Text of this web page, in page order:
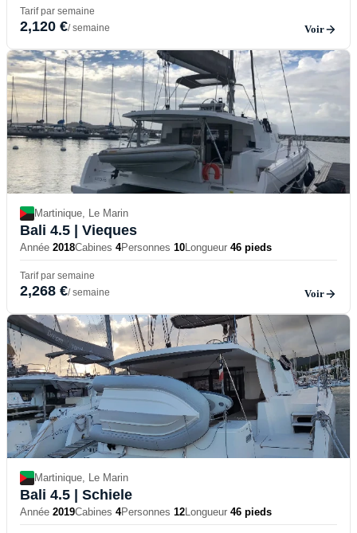
Tarif par semaine
2,120 €/ semaine Voir
Martinique, Le Marin
Bali 4.5 | Vieques
Année 2018Cabines 4Personnes 10Longueur 46 pieds
Tarif par semaine
2,268 €/ semaine Voir
Martinique, Le Marin
Bali 4.5 | Schiele
Année 2019Cabines 4Personnes 12Longueur 46 pieds